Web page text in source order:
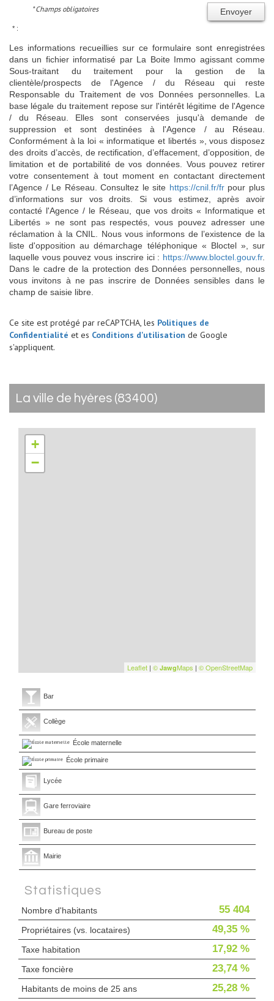
Envoyer
* Champs obligatoires
* :
Les informations recueillies sur ce formulaire sont enregistrées
dans un fichier informatisé par La Boite Immo agissant comme
Sous-traitant du traitement pour la gestion de la
clientèle/prospects de l'Agence / du Réseau qui reste
Responsable du Traitement de vos Données personnelles. La
base légale du traitement repose sur l'intérêt légitime de l'Agence
/ du Réseau. Elles sont conservées jusqu'à demande de
suppression et sont destinées à l'Agence / au Réseau.
Conformément à la loi « informatique et libertés », vous disposez
des droits d’accès, de rectification, d’effacement, d’opposition, de
limitation et de portabilité de vos données. Vous pouvez retirer
votre consentement à tout moment en contactant directement
l’Agence / Le Réseau. Consultez le site https://cnil.fr/frpour plus
d’informations sur vos droits. Si vous estimez, après avoir
contacté l'Agence / le Réseau, que vos droits « Informatique et
Libertés » ne sont pas respectés, vous pouvez adresser une
réclamation à la CNIL. Nous vous informons de l’existence de la
liste d'opposition au démarchage téléphonique « Bloctel », sur
laquelle vous pouvez vous inscrire ici : https://www.bloctel.gouv.fr.
Dans le cadre de la protection des Données personnelles, nous
vous invitons à ne pas inscrire de Données sensibles dans le
champ de saisie libre.
Ce site est protégé par reCAPTCHA, les Politiques de
Confidentialité et es Conditions d'utilisation de Google
s'appliquent.
la ville de hyères (83400)
+
−
Leaflet | © JawgMaps | © OpenStreetMap
Bar
Collège
École maternelle
École primaire
Lycée
Gare ferroviaire
Bureau de poste
Mairie
Statistiques
Nombre d'habitants 55 404
Propriétaires (vs. locataires) 49,35 %
Taxe habitation 17,92 %
Taxe foncière 23,74 %
Habitants de moins de 25 ans 25,28 %